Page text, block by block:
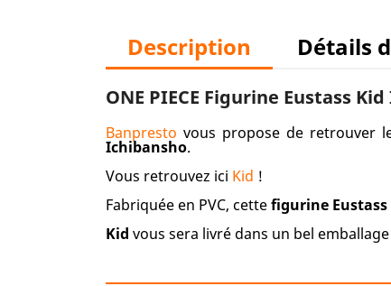
Description Détails
ONE PIECE Figurine Eustass
Banpresto vous propose de retrouver
Ichibansho.
Vous retrouvez ici Kid !
Fabriquée en PVC, cettefigurine
Kid vous sera livré dans un bel